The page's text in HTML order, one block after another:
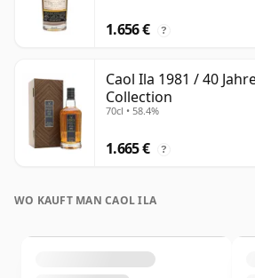
1.656 € ?
Caol Ila 1981 / 40
Collection
70cl • 58.4%
1.665 € ?
WO KAUFT MAN CAOL ILA